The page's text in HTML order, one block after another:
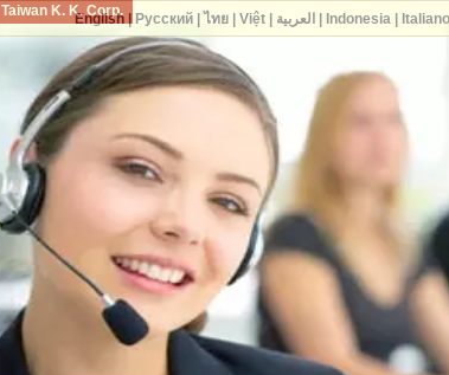
Taiwan K. K. Corp.
English| Русский| ไทย| Việt| العربية Indonesia| Italiano